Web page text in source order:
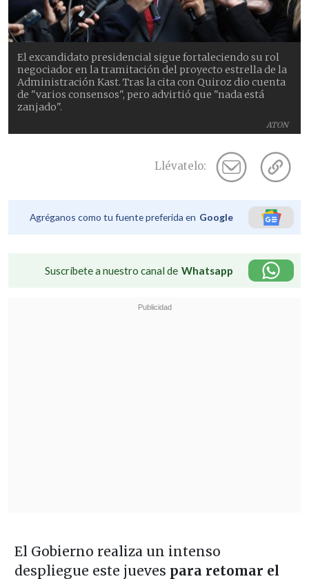
ATON
El excandidato presidencial sigue fortaleciendo su rol
negociador en la tramitación del proyecto estrella de la
Administración Kast. Tras la cita con Quiroz dio cuenta
de "varios consensos", pero advirtió que "nada está
zanjado".
Llévatelo:
Agréganos como tu fuente preferida en Google
Suscríbete a nuestro canal de Whatsapp
El Gobierno realiza un intenso
despliegue este jueves para retomar el